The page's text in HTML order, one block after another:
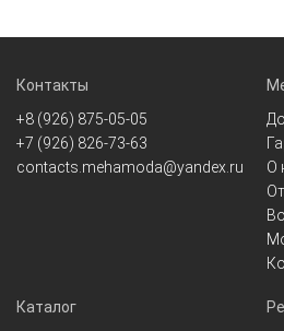
Контакты
+8 (926) 875-05-05
+7 (926) 826-73-63
contacts.mehamoda@yandex.ru
О
Каталог